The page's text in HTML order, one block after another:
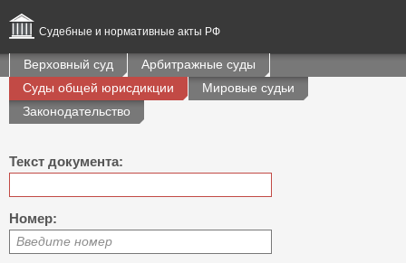
Судебные и нормативные акты РФ
Верховный суд
Арбитражные суды
Суды общей юрисдикции
Мировые судьи
Законодательство
Текст документа:
Номер:
Введите номер